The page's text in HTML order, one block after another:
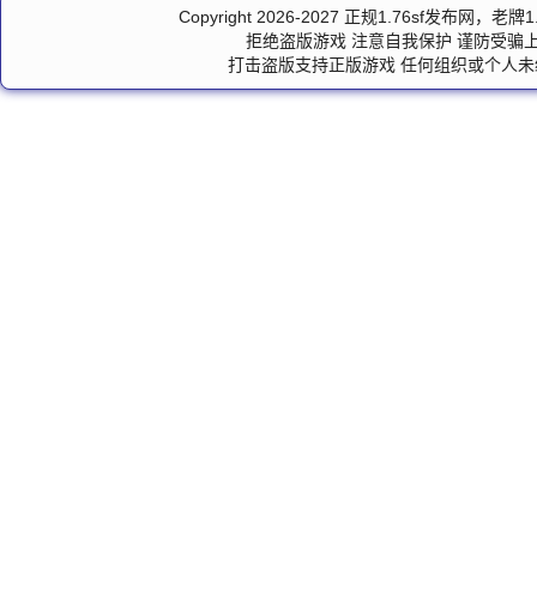
Copyright 2026-2027 正规1.76sf发布网 ，老牌
拒绝盗版游戏 注意自我保护 谨防受骗
打击盗版支持正版游戏 任何组织或个人